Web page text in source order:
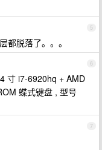
5
都脱落了。。。
6
寸 i7-6920hq + AMD
蝶式键盘 , 型号
7